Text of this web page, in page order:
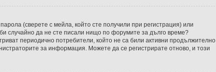
(сверете с мейла, който сте получили при регистрация) или
случайно да не сте писали нищо по форумите за дълго време?
периодично потребители, който не са били активни продължително
за информация. Можете да се регистрирате отново, и този